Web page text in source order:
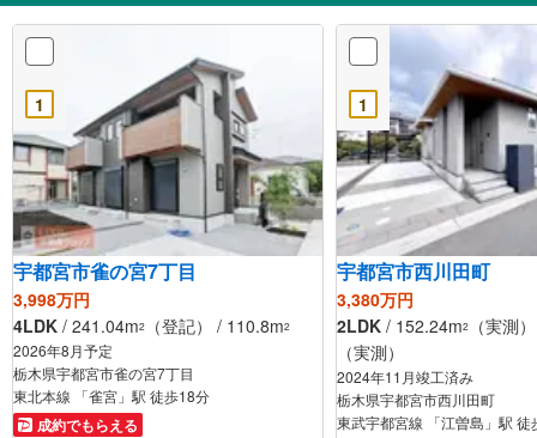
1
宇都宮市雀の宮7丁目
3,998万円
4LDK / 241.04m2 （登記） / 110.8m2
2026年8月予定
栃木県宇都宮市雀の宮7丁目
東北本線 「雀宮」駅 徒歩18分
成約でもらえる
1
宇都宮市西川田町
3,380万円
2LDK / 152.24m2
（実測
（実測）
2024年11月竣工済み
栃木県宇都宮市西川田町
東武宇都宮線 「江曽島」駅 徒